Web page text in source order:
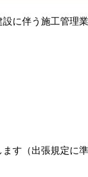
に伴う施工管理業
す（出張規定に準